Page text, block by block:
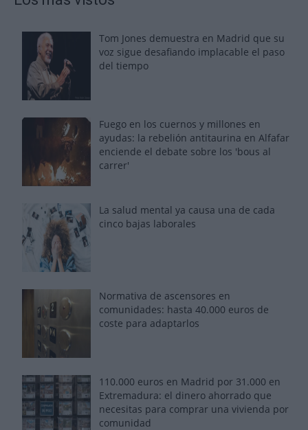
Tom Jones demuestra en Madrid que su
voz sigue desafiando implacable el paso
del tiempo
Fuego en los cuernos y millones en
ayudas: la rebelión antitaurina en Alfafar
enciende el debate sobre los 'bous al
carrer'
La salud mental ya causa una de cada
cinco bajas laborales
Normativa de ascensores en
comunidades: hasta 40.000 euros de
coste para adaptarlos
110.000 euros en Madrid por 31.000 en
Extremadura: el dinero ahorrado que
necesitas para comprar una vivienda por
comunidad